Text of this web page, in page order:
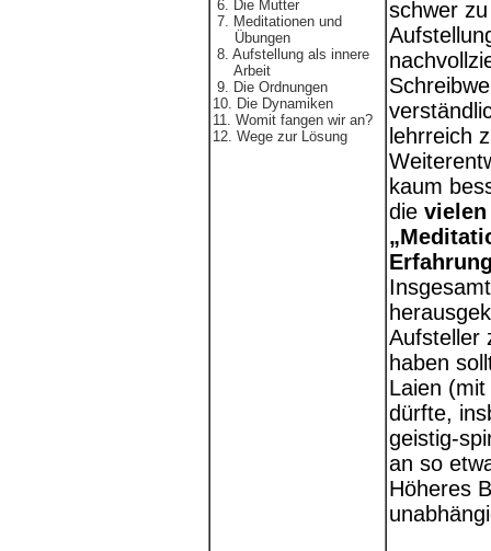
6. Die Mutter
7. Meditationen und
Übungen
8. Aufstellung als innere
Arbeit
9. Die Ordnungen
10. Die Dynamiken
11. Womit fangen wir an?
12. Wege zur Lösung
schwer
lehrreich
kaum
die vielen
Aufsteller
haben
Laien
dürfte,
geistig-
an so
Höheres